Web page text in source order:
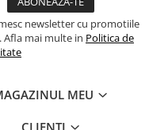
newsletter cu promotiile
Afla mai multe in Politica de
MEU
CLIENTI